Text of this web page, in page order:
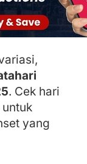
. Cek hari
yang